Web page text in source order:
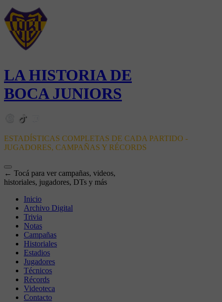
LA HISTORIA DE
BOCA JUNIORS
ESTADÍSTICAS COMPLETAS DE CADA PARTIDO -
JUGADORES, CAMPAÑAS Y RÉCORDS
← Tocá para ver campañas, videos,
historiales, jugadores, DTs y más
Inicio
Archivo Digital
Trivia
Notas
Campañas
Historiales
Estadios
Jugadores
Técnicos
Récords
Videoteca
Contacto